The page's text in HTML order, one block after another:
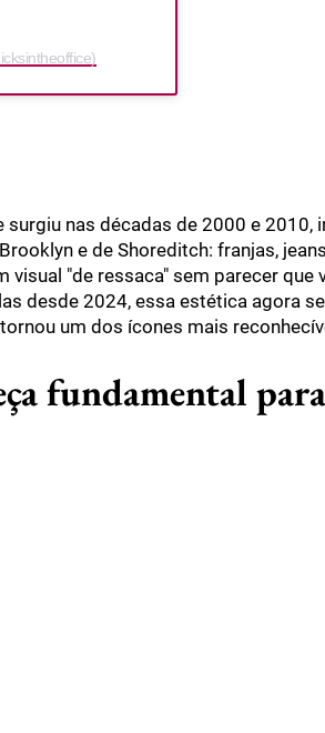
nas décadas de 2000 e 2010,
e de Shoreditch: franjas,
"de ressaca" sem parecer que
desde 2024, essa estética agora
um dos ícones mais
fundamental